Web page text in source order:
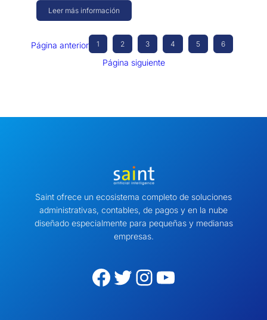
Leer más información
Página anterior 1 2 3 4 5 6
Página siguiente
Saint ofrece un ecosistema completo de soluciones
administrativas, contables, de pagos y en la nube
diseñado especialmente para pequeñas y medianas
empresas.
Facebook Twitter Instagram YouTube